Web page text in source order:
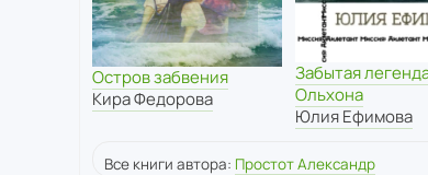
Остров забвения
Кира Федорова
Забытая
Ольхона
Юлия Ефимова
Все книги автора: Простот Александр